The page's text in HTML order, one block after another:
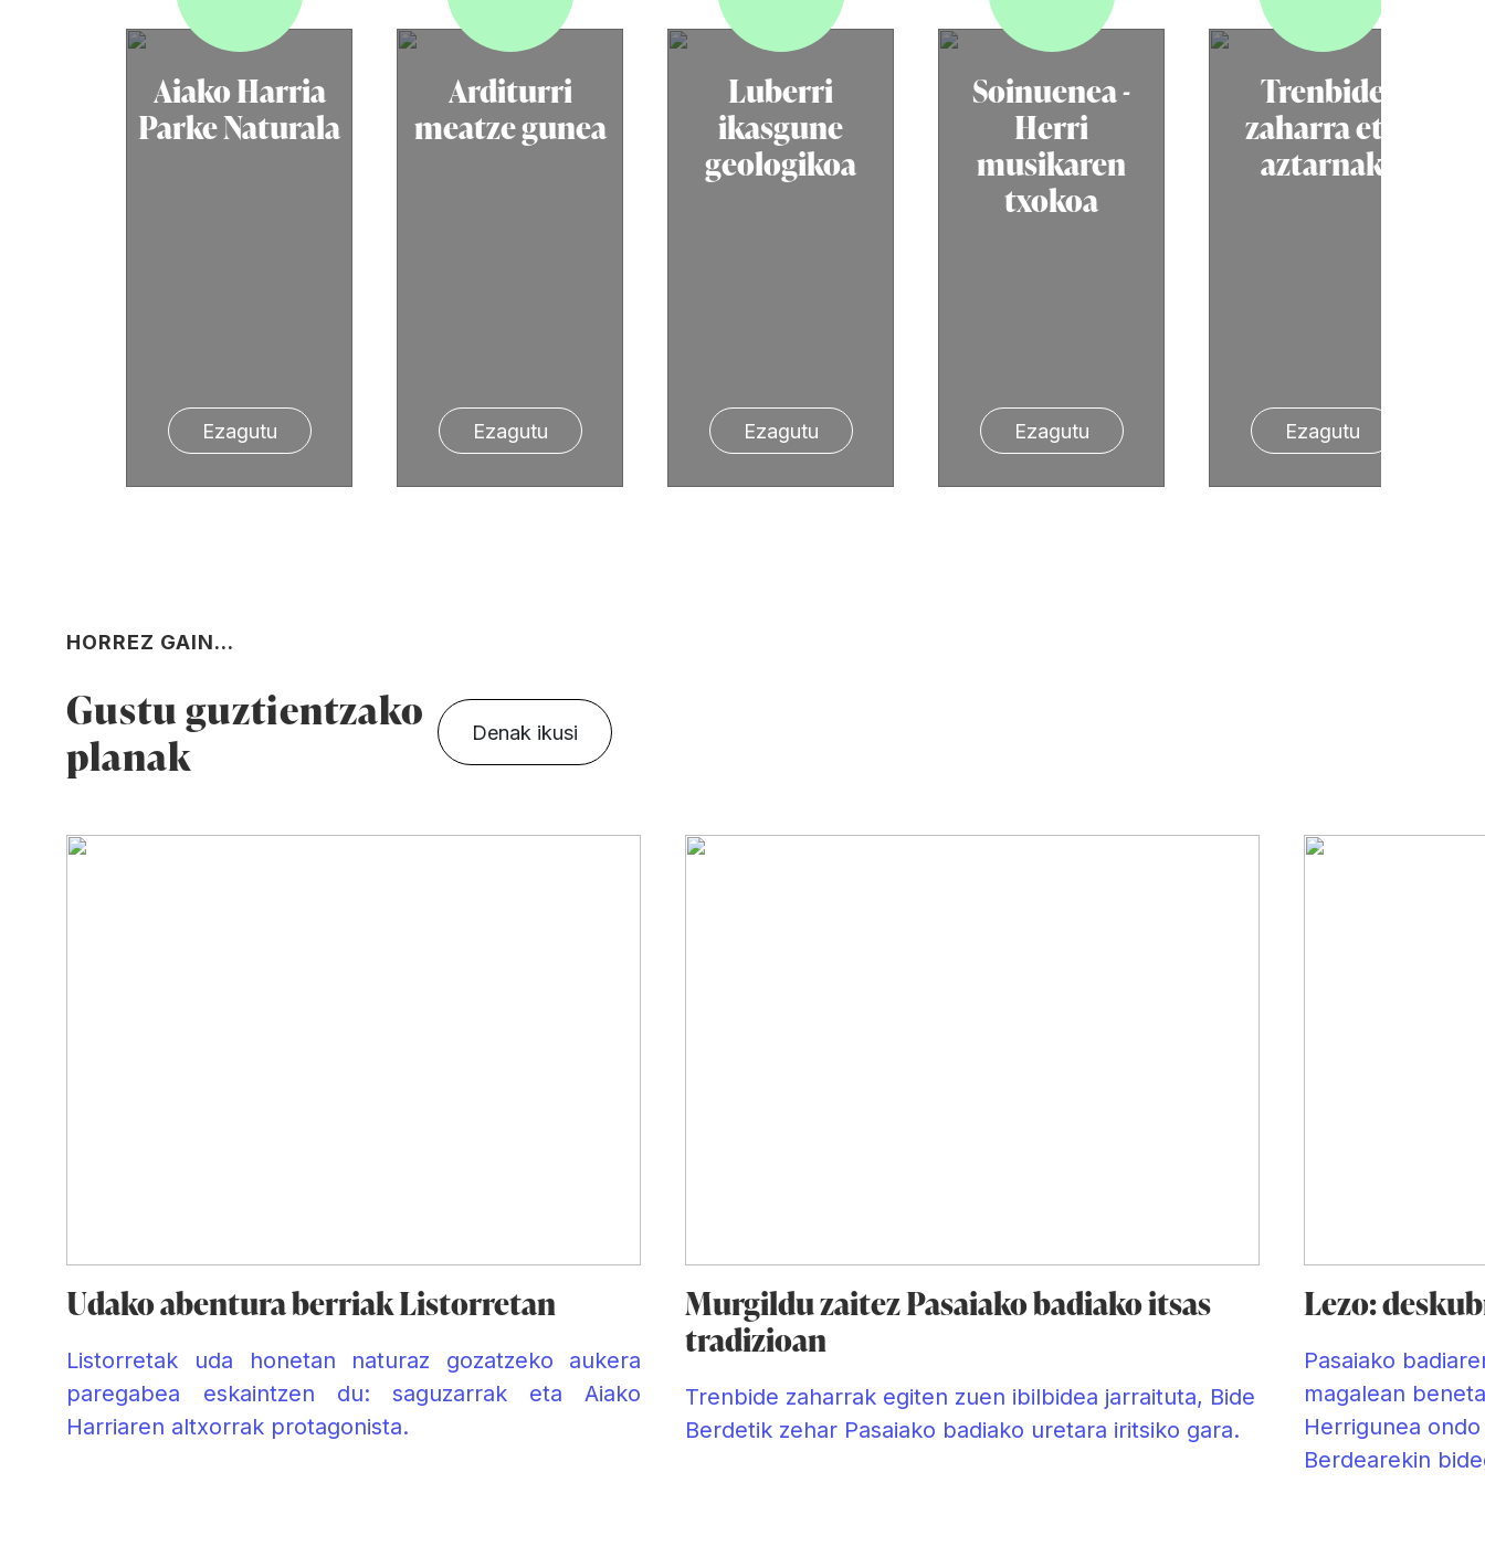
Aiako Harria
Parke Naturala
Ezagutu
Arditurri
meatze gunea
Ezagutu
Luberri
ikasgune
geologikoa
Ezagutu
Soinuenea -
Herri
musikaren
txokoa
Ezagutu
Trenbide
zaharra eta
aztarnak
Ezagutu
HORREZ GAIN...
Gustu guztientzako
planak
Denak ikusi
Udako abentura berriak Listorretan
Listorretak uda honetan naturaz gozatzeko aukera
paregabea eskaintzen du: saguzarrak eta Aiako
Harriaren altxorrak protagonista.
Murgildu zaitez Pasaiako badiako itsas
tradizioan
Trenbide zaharrak egiten zuen ibilbidea jarraituta, Bide
Berdetik zehar Pasaiako badiako uretara iritsiko gara.
Lezo:
Pasaiako
magalean
Herrigunea
Berdearekin